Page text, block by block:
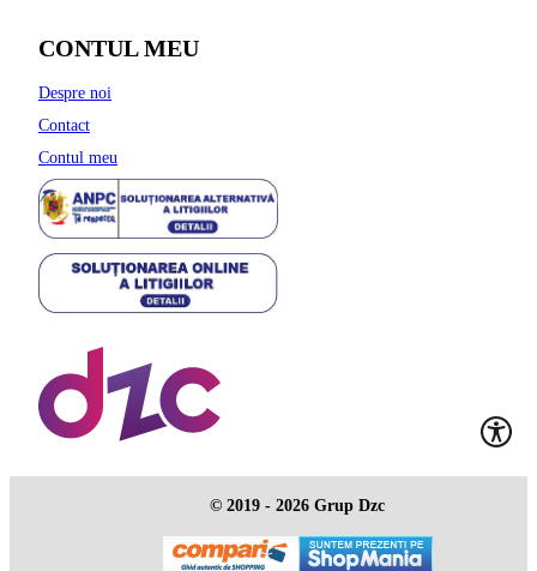
CONTUL MEU
Despre noi
Contact
Contul meu
© 2019 - 2026 Grup Dzc